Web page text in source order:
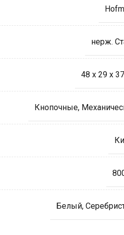
нерж.
48 x 29 x
Кнопочные,
Белый,